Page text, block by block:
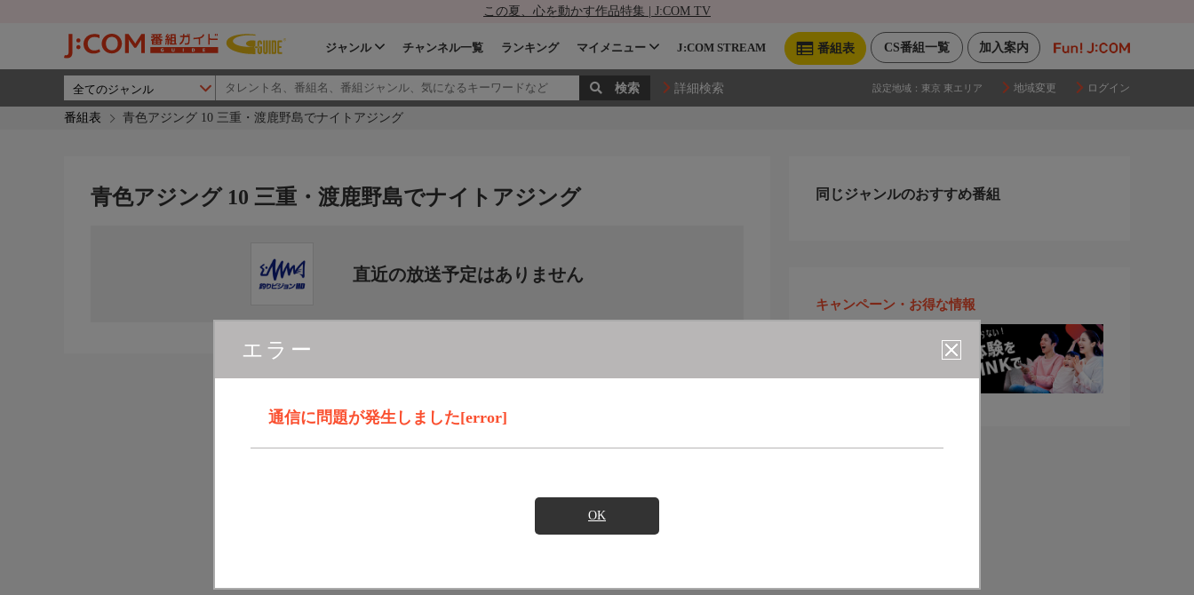
この夏、心を動かす作品特集 | J:COM TV
加入案内
CS番組一覧
番組表
ジャンル チャンネル一覧 ランキング マイメニュー J:COM STREAM
詳細検索 設定地域： 東京 東エリア 地域変更 ログイン
番組表 青色アジング 10 三重・渡鹿野島でナイトアジング
エラー
通信に問題が発生しました[error]
OK
青色アジング 10 三重・渡鹿野島でナイトアジング
直近の放送予定はありません
同じジャンルのおすすめ番組
キャンペーン・お得な情報